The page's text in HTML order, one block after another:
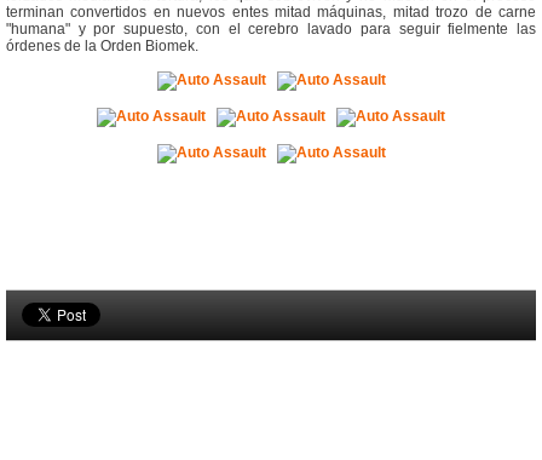
terminan convertidos en nuevos entes mitad máquinas, mitad trozo de carne
"humana" y por supuesto, con el cerebro lavado para seguir fielmente las
órdenes de la Orden Biomek.